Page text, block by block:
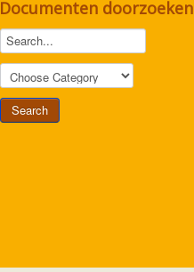
Documenten doorzoeken